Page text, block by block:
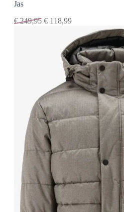
Jas
€249,95 € 118,99